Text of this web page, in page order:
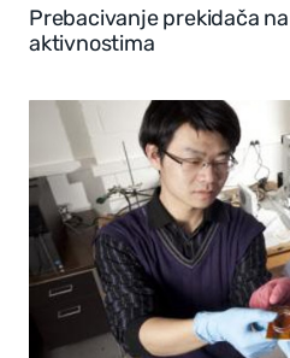
Prebacivanje prekidača
aktivnostima